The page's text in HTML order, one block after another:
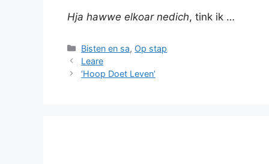
Hja hawwe elkoar nedich, tink ik …
Categories
Bisten en sa, Op stap
Leare
‘Hoop Doet Leven’